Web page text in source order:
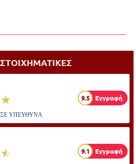
9.5 Εγγραφή
ΥΠΕΥΘΥΝΑ
9.1 Εγγραφή